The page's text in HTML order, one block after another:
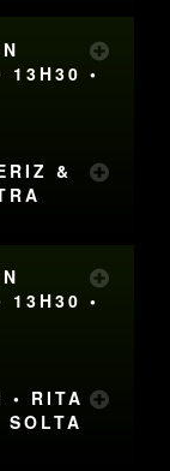
13H30 •
&
13H30 •
• RITA